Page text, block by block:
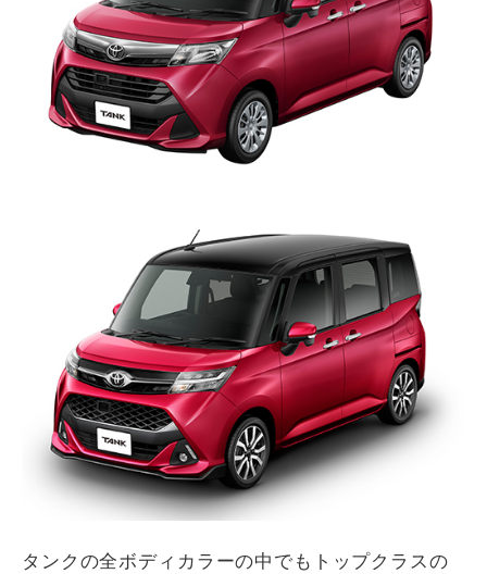
タンクの全ボディカラーの中でもトップクラスの